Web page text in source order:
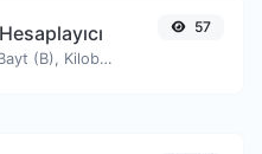
Metnin boyutunu Bayt (B), Kilobayt (KB) veya Megabayt (MB) cinsinden alın.
57